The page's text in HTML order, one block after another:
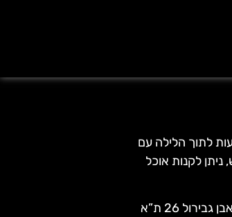
לתוך הלילה עם
לקנות אוכל